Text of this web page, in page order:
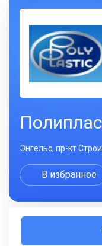
Энгельс, пр-кт
В избранное